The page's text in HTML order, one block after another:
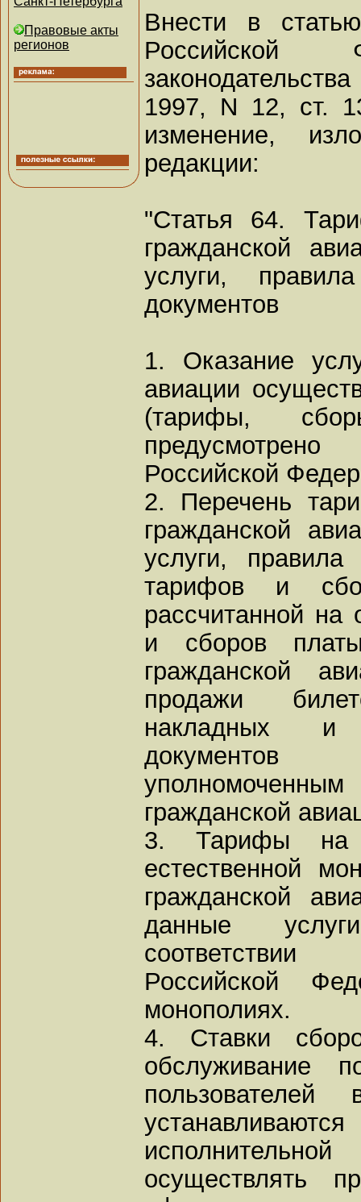
Правовые акты
регионов
Внести в
Российской
1997, N 12, ст.
изменение,
редакции:
"Статья 64.
гражданской
услуги,
документов
1. Оказание
авиации
(тарифы,
Российской
2. Перечень
гражданской
услуги,
тарифов и
рассчитанной на
и сборов
гражданской
продажи
накладных и
гражданской
3. Тарифы на
естественной
гражданской
данные
Российской
монополиях.
4. Ставки
обслуживание
пользователей
осуществлять